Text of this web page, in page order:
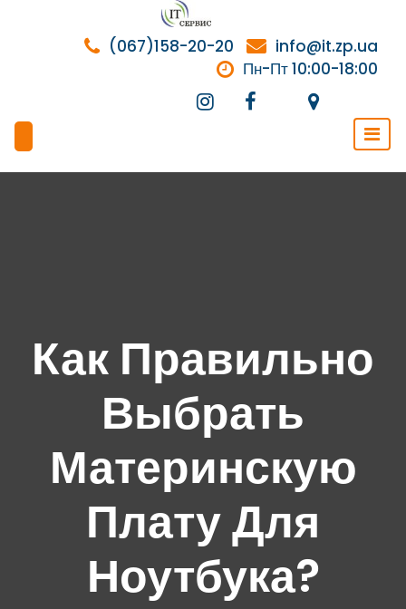
содержимому
info@it.zp.ua
(067)158-20-20
Пн-Пт 10:00-18:00
Как Правильно
Выбрать
Материнскую
Плату Для
Ноутбука?